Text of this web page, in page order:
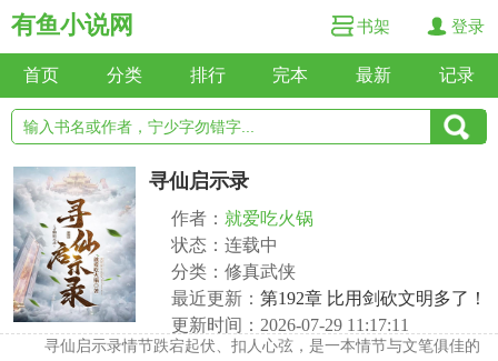
有鱼小说网 书架 登录
首页 分类 排行 完本 最新 记录
寻仙启示录
作者： 就爱吃火锅
状态：连载中
分类：修真武侠
最近更新： 第192章 比用剑砍文明多了！
更新时间：2026-07-29 11:17:11
寻仙启示录情节跌宕起伏、扣人心弦，是一本情节与文笔俱佳的